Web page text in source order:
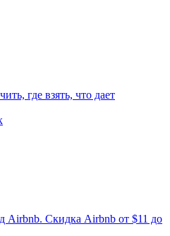
где взять, что дает
Airbnb. Скидка Airbnb от $11 до